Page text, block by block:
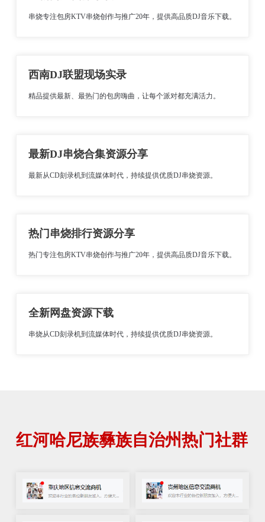
串烧专注包房KTV串烧创作与推广20年，提供高品质DJ音乐下载。
西南DJ联盟现场实录
精品提供最新、最热门的包房嗨曲，让每个派对都充满活力。
最新DJ串烧合集资源分享
最新从CD刻录机到流媒体时代，持续提供优质DJ串烧资源。
热门串烧排行资源分享
热门专注包房KTV串烧创作与推广20年，提供高品质DJ音乐下载。
全新网盘资源下载
串烧从CD刻录机到流媒体时代，持续提供优质DJ串烧资源。
红河哈尼族彝族自治州热门社群